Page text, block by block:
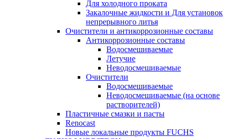
Для холодного проката
Закалочные жидкости и Для установок
непрерывного литья
Очистители и антикоррозионные составы
Антикоррозионные составы
Водосмешиваемые
Летучие
Неводосмешиваемые
Очистители
Водосмешиваемые
Неводосмешиваемые (на основе
растворителей)
Пластичные смазки и пасты
Renocast
Новые локальные продукты FUCHS